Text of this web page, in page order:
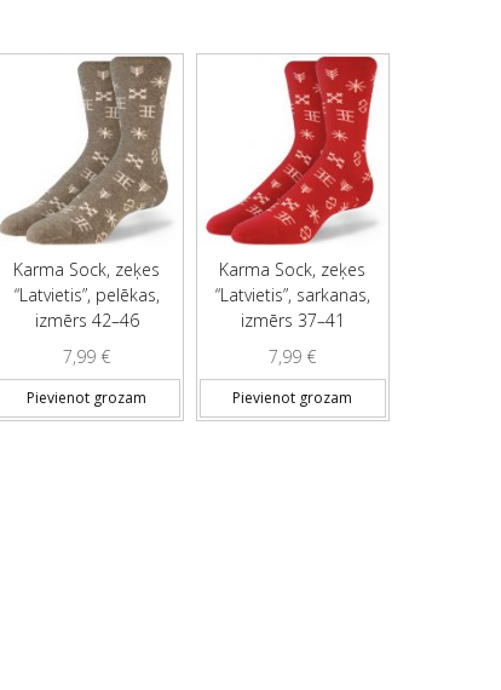
Karma Sock, zeķes
“Latvietis”, pelēkas,
izmērs 42–46
7,99 €
Pievienot grozam
Karma Sock, zeķes
“Latvietis”, sarkanas,
izmērs 37–41
7,99 €
Pievienot grozam